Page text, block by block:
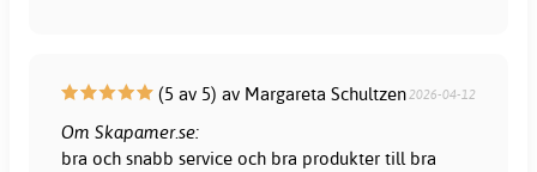
(5 av 5) av Margareta Schultzen2026-04-12
Om Skapamer.se:
bra och snabb service och bra produkter till bra